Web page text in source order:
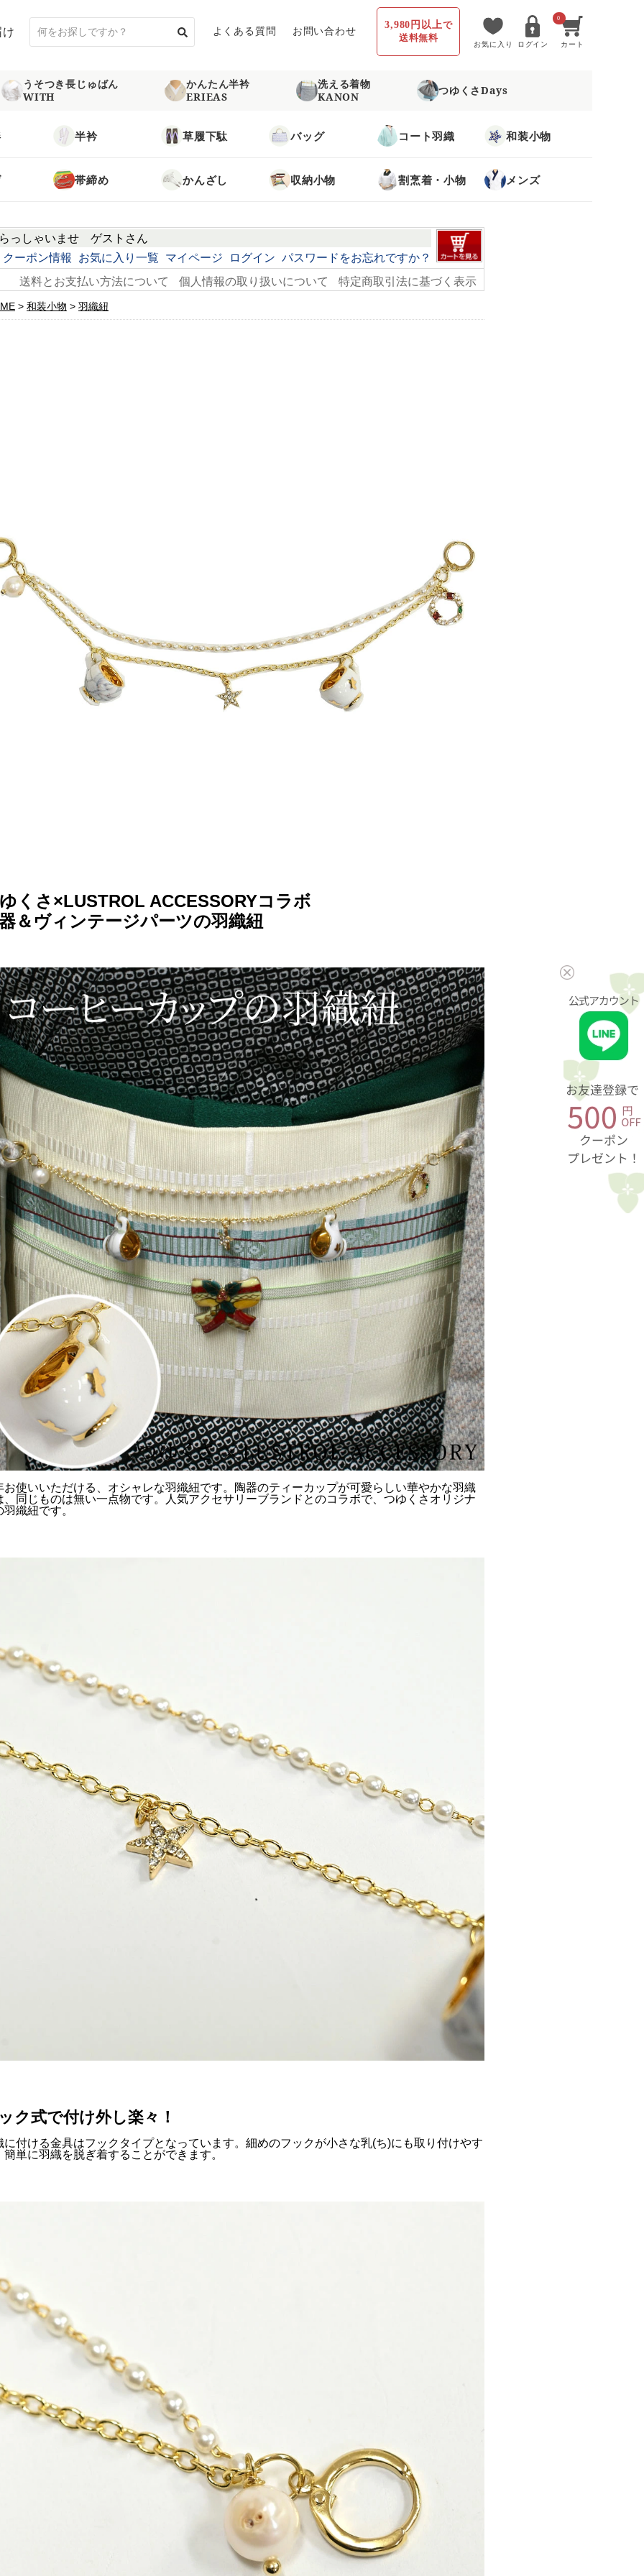
よくある質問 お問い合わせ
3,980円以上で
送料無料
お気に入り ログイン
0
カート
うそつき長じゅばん
WITH
かんたん半衿
ERIEAS
洗える着物
KANON
つゆくさDays
半衿 草履下駄 バッグ コート羽織 和装小物
帯締め かんざし 収納小物 割烹着・小物 メンズ
っしゃいませ ゲスト さん
クーポン情報
お気に入り一覧 マイページ ログイン パスワードをお忘れですか？
送料とお支払い方法について
個人情報の取り扱いについて 特定商取引法に基づく表示
和装小物 羽織紐
くさ×LUSTROL ACCESSORYコラボ
＆ヴィンテージパーツの羽織紐
お使いいただける、オシャレな羽織紐です。陶器のティーカップが可愛らしい華やかな羽織
、同じものは無い一点物です。人気アクセサリーブランドとのコラボで、つゆくさオリジナ
羽織紐です。
ク式で付け外し楽々！
に付ける金具はフックタイプとなっています。細めのフックが小さな乳(ち)にも取り付けやす
簡単に羽織を脱ぎ着することができます。